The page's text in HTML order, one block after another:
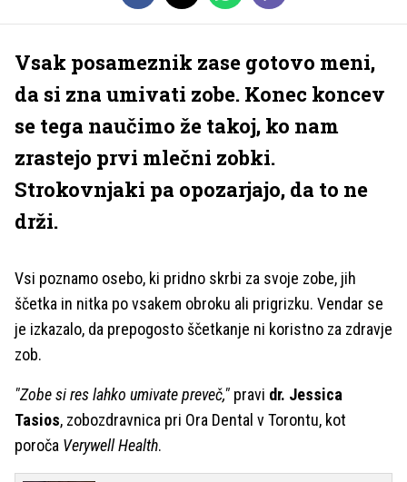
Vsak posameznik zase gotovo meni,
da si zna umivati zobe. Konec koncev
se tega naučimo že takoj, ko nam
zrastejo prvi mlečni zobki.
Strokovnjaki pa opozarjajo, da to ne
drži.
Vsi poznamo osebo, ki pridno skrbi za svoje zobe, jih
ščetka in nitka po vsakem obroku ali prigrizku. Vendar se
je izkazalo, da prepogosto ščetkanje ni koristno za zdravje
zob.
"Zobe si res lahko umivate preveč," pravi dr. Jessica
Tasios, zobozdravnica pri Ora Dental v Torontu, kot
poroča Verywell Health.